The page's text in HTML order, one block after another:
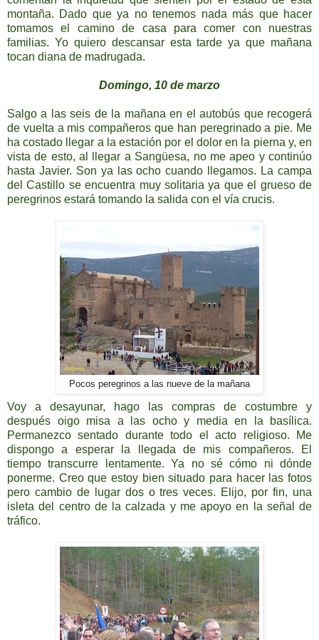
montaña. Dado que ya no tenemos nada más que hacer
tomamos el camino de casa para comer con nuestras
familias. Yo quiero descansar esta tarde ya que mañana
tocan diana de madrugada.
Domingo, 10 de marzo
Salgo a las seis de la mañana en el autobús que recogerá
de vuelta a mis compañeros que han peregrinado a pie. Me
ha costado llegar a la estación por el dolor en la pierna y, en
vista de esto, al llegar a Sangüesa, no me apeo y continúo
hasta Javier. Son ya las ocho cuando llegamos. La campa
del Castillo se encuentra muy solitaria ya que el grueso de
peregrinos estará tomando la salida con el vía crucis.
Pocos peregrinos a las nueve de la mañana
Voy a desayunar, hago las compras de costumbre y
después oigo misa a las ocho y media en la basílica.
Permanezco sentado durante todo el acto religioso. Me
dispongo a esperar la llegada de mis compañeros. El
tiempo transcurre lentamente. Ya no sé cómo ni dónde
ponerme. Creo que estoy bien situado para hacer las fotos
pero cambio de lugar dos o tres veces. Elijo, por fin, una
isleta del centro de la calzada y me apoyo en la señal de
tráfico.